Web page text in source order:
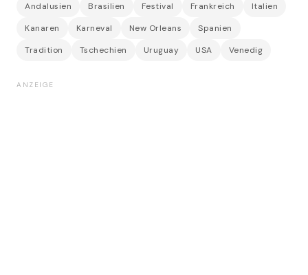
Andalusien Brasilien Festival Frankreich
Italien
Kanaren
Karneval New Orleans
Spanien
Tradition
Tschechien Uruguay USA Venedig
ANZEIGE